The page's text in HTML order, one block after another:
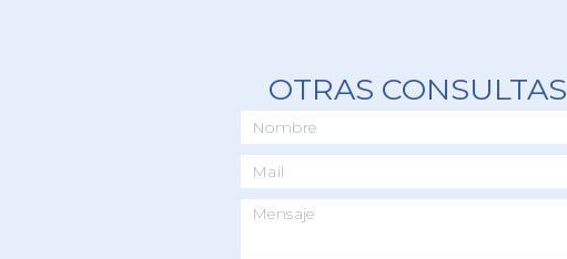
OTRAS CONSULTAS